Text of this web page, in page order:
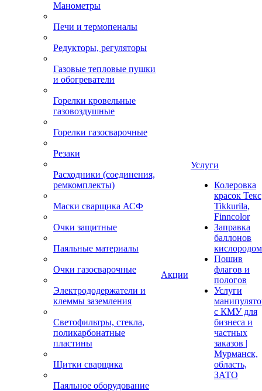
Манометры
Печи и термопеналы
Редукторы, регуляторы
Газовые тепловые пушки
и обогреватели
Горелки кровельные
газовоздушные
Горелки газосварочные
Резаки
Расходники (соединения,
ремкомплекты)
Маски сварщика АСФ
Очки защитные
Паяльные материалы
Очки газосварочные
Электрододержатели и
клеммы заземления
Светофильтры, стекла,
поликарбонатные
пластины
Щитки сварщика
Паяльное оборудование
Акции
Услуги
Колеровка
красок
Tikkurila,
Finncolor
Заправка
баллонов
кислородом
Пошив
флагов и
пологов
Услуги
с КМУ для
бизнеса и
частных
заказов |
Мурманск,
область,
ЗАТО